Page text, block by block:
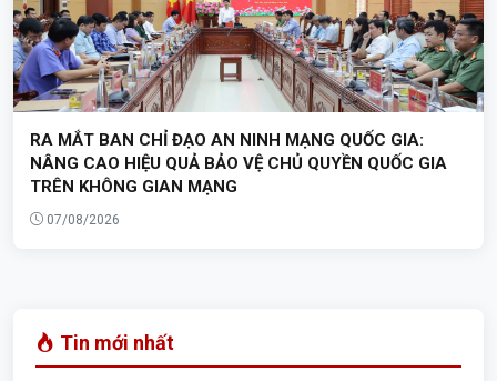
RA MẮT BAN CHỈ ĐẠO AN NINH MẠNG QUỐC GIA:
NÂNG CAO HIỆU QUẢ BẢO VỆ CHỦ QUYỀN QUỐC GIA
TRÊN KHÔNG GIAN MẠNG
07/08/2026
Tin mới nhất